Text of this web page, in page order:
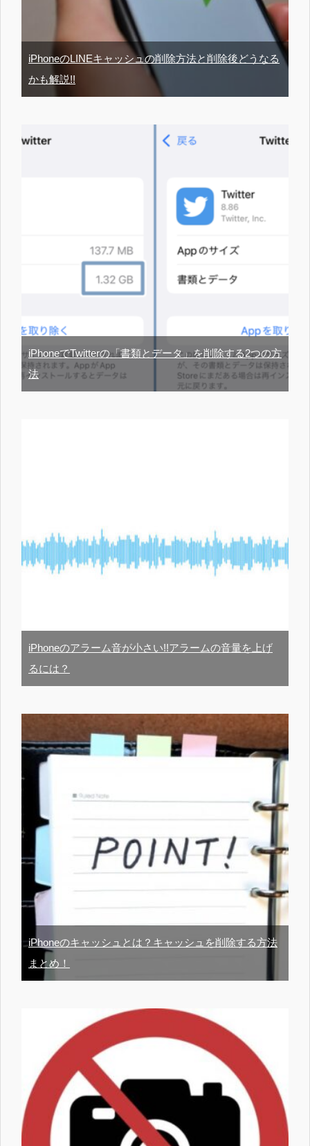
iPhoneのLINEキャッシュの削除方法と削除後どうなる
かも解説!!
iPhoneでTwitterの「書類とデータ」を削除する2つの方
法
iPhoneのアラーム音が小さい!!アラームの音量を上げ
るには？
iPhoneのキャッシュとは？キャッシュを削除する方法
まとめ！